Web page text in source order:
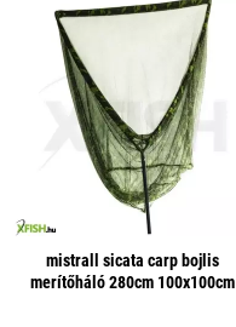
mistrall sicata carp bojlis
merítőháló 280cm 100x100cm